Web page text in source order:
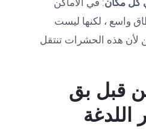
واسع ، لكنها ليست
لأن هذه الحشرات تنتقل
قبل بق